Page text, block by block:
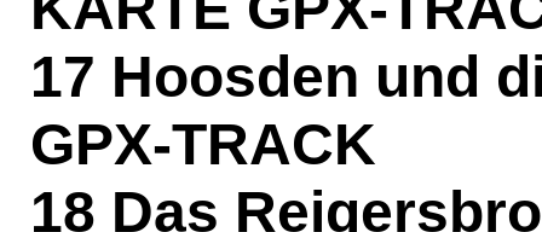
17 Hoosden und
GPX-TRACK
18 Das